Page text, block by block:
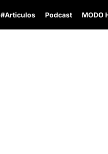
#Articulos Podcast MODO